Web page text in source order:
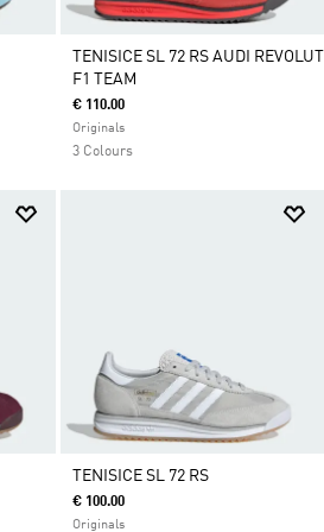
TENISICE SL 72 RS AUDI REVOLUT
F1 TEAM
€ 110.00
Originals
3 Colours
TENISICE SL 72 RS
€ 100.00
Originals